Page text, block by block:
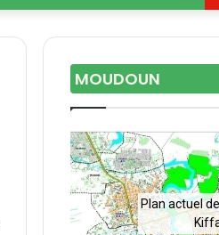
MOUDOUN
Plan actuel